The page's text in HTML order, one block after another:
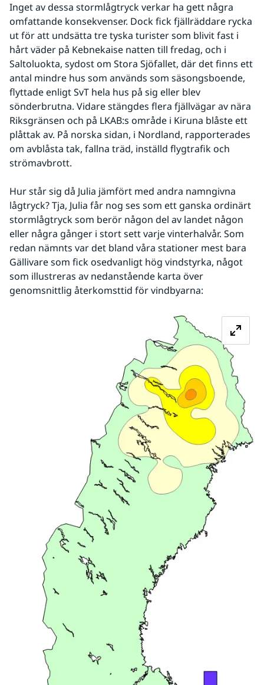
Inget av dessa stormlågtryck verkar ha gett några
omfattande konsekvenser. Dock fick fjällräddare rycka
ut för att undsätta tre tyska turister som blivit fast i
hårt väder på Kebnekaise natten till fredag, och i
Saltoluokta, sydost om Stora Sjöfallet, där det finns ett
antal mindre hus som används som säsongsboende,
flyttade enligt SvT hela hus på sig eller blev
sönderbrutna. Vidare stängdes flera fjällvägar av nära
Riksgränsen och på LKAB:s område i Kiruna blåste ett
plåttak av. På norska sidan, i Nordland, rapporterades
om avblåsta tak, fallna träd, inställd flygtrafik och
strömavbrott.
Hur står sig då Julia jämfört med andra namngivna
lågtryck? Tja, Julia får nog ses som ett ganska ordinärt
stormlågtryck som berör någon del av landet någon
eller några gånger i stort sett varje vinterhalvår. Som
redan nämnts var det bland våra stationer mest bara
Gällivare som fick osedvanligt hög vindstyrka, något
som illustreras av nedanstående karta över
genomsnittlig återkomsttid för vindbyarna: